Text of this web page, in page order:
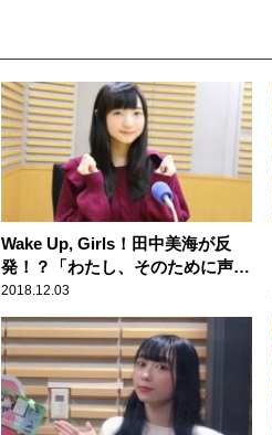
Wake Up, Girls！田中美海が反
発！？「わたし、そのために声優
なったんじゃない！」
2018.12.03